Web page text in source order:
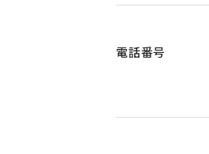
電話番号